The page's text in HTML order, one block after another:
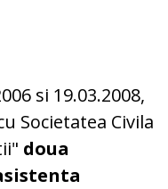
si 19.03.2008,
Societatea Civila
doua